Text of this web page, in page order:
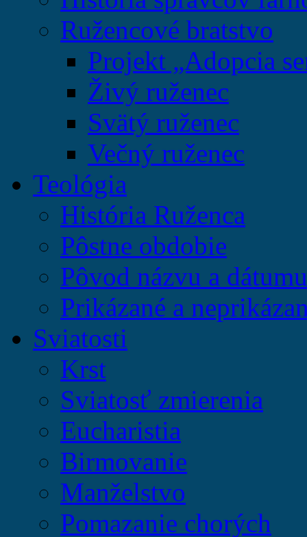
Ružencové bratstvo
Projekt „Adopcia
Živý ruženec
Svätý ruženec
Večný ruženec
Teológia
História Ruženca
Pôstne obdobie
Pôvod názvu a
Prikázané a
Sviatosti
Krst
Sviatosť zmierenia
Eucharistia
Birmovanie
Manželstvo
Pomazanie chorých